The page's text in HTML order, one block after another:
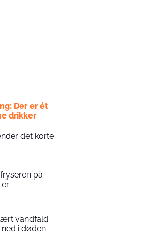
Der er ét
drikker
det korte
på
er
vandfald:
i døden